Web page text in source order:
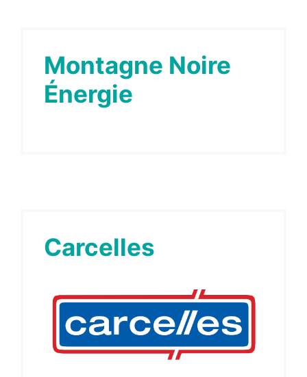
Montagne Noire
Énergie
Carcelles